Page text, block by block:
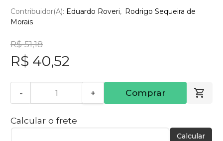
Contribuidor(a): Eduardo Roveri
Rodrigo Sequeira de
Morais
R$ 51,18
R$ 40,52
- + Comprar
Calcular o frete
Calcular